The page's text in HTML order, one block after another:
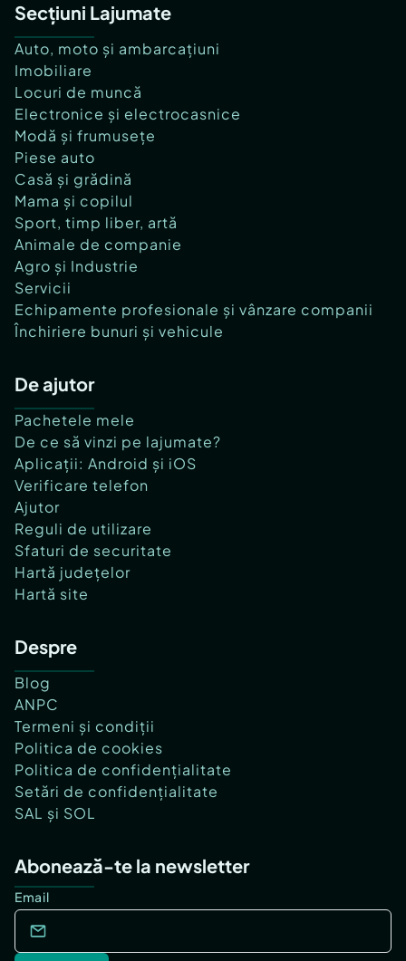
Secțiuni Lajumate
Auto, moto și ambarcațiuni
Imobiliare
Locuri de muncă
Electronice și electrocasnice
Modă și frumusețe
Piese auto
Casă și grădină
Mama și copilul
Sport, timp liber, artă
Animale de companie
Agro și Industrie
Servicii
Echipamente profesionale și vânzare companii
Închiriere bunuri și vehicule
De ajutor
Pachetele mele
De ce să vinzi pe lajumate?
Aplicații: Android și iOS
Verificare telefon
Ajutor
Reguli de utilizare
Sfaturi de securitate
Hartă județelor
Hartă site
Despre
Blog
ANPC
Termeni și condiții
Politica de cookies
Politica de confidențialitate
Setări de confidențialitate
SAL și SOL
Abonează-te la newsletter
Email